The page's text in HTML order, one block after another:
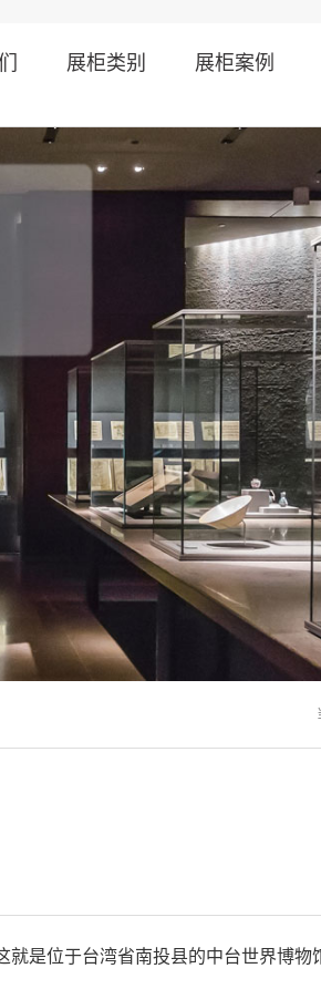
展柜类别 展柜案例
是位于台湾省南投县的中台世界博